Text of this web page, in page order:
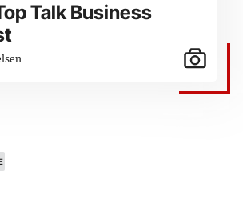
Talk Business